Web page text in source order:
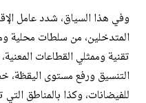
وفي هذا السياق، شدد عامل
المتدخلين، من سلطات محلية
تقنية وممثلي القطاعات
التنسيق ورفع مستوى اليقظة،
للفيضانات، وكذا بالمناطق